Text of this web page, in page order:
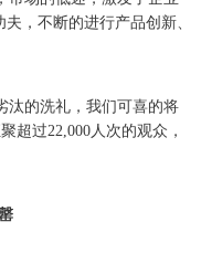
，不断的进行产品创新、
的洗礼，我们可喜的将
超过22,000人次的观众，